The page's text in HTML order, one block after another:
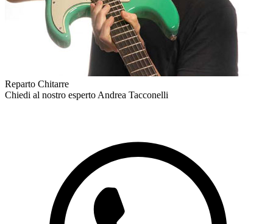
Reparto Chitarre
Chiedi al nostro espertoAndrea Tacconelli